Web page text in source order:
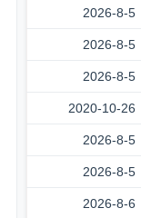
2026-8-5
2026-8-5
2026-8-5
2020-10-26
2026-8-5
2026-8-5
2026-8-6